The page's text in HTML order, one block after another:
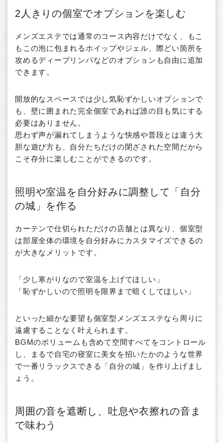
2人きりの個室でオプションを楽しむ
メンズエステでは通常のコース内容だけでなく、もこ
もこの泡に包まれるホイップやジェル、際どい箇所を
攻めるディープリンパなどのオプションも自由に追加
できます。
開放的なスペースでは少し気恥ずかしいオプションで
も、壁に囲まれた完全個室であれば誰の目も気にする
必要はありません。
思わず声が漏れてしまうような快感や普段とは違う大
胆な遊び方も、自分たちだけの閉ざされた空間だから
こそ存分に楽しむことができるのです。
照明や室温を自分好みに調整して「自分
の城」を作る
カーテンで仕切られただけの店舗とは異なり、個室型
は部屋全体の環境を自分好みにカスタマイズできるの
が大きなメリットです。
「少し寒がりなので室温を上げてほしい」
「恥ずかしいので照明を限界まで暗くしてほしい」
といった細かな要望も個室型メンズエステなら周りに
遠慮することなく叶えられます。
BGMのボリュームも含めて空間すべてをコントロール
し、まるで自宅の寝室に美女を招いたかのような世界
で一番リラックスできる「自分の城」を作り上げまし
ょう。
周囲の音を遮断し、吐息や衣擦れの音ま
で味わう